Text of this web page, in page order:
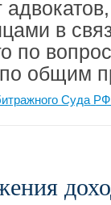
в
по
общим
Суда